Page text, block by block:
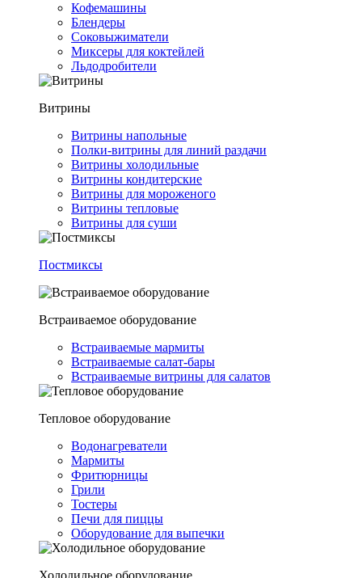
Кофемашины
Блендеры
Соковыжиматели
Миксеры для коктейлей
Льдодробители
Витрины
Витрины напольные
Полки-витрины для линий раздачи
Витрины холодильные
Витрины кондитерские
Витрины для мороженого
Витрины тепловые
Витрины для суши
Постмиксы
Встраиваемое оборудование
Встраиваемые мармиты
Встраиваемые салат-бары
Встраиваемые витрины для салатов
Тепловое оборудование
Водонагреватели
Мармиты
Фритюрницы
Грили
Тостеры
Печи для пиццы
Оборудование для выпечки
Холодильное оборудование